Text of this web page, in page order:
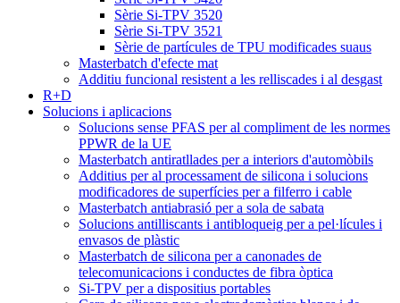
Sèrie Si-TPV 3520
Sèrie Si-TPV 3521
Sèrie de partícules de TPU modificades suaus
Masterbatch d'efecte mat
Additiu funcional resistent a les relliscades i al desgast
R+D
Solucions i aplicacions
Solucions sense PFAS per al compliment de les normes
PPWR de la UE
Masterbatch antiratllades per a interiors d'automòbils
Additius per al processament de silicona i solucions
modificadores de superfícies per a filferro i cable
Masterbatch antiabrasió per a sola de sabata
Solucions antilliscants i antibloqueig per a pel·lícules i
envasos de plàstic
Masterbatch de silicona per a canonades de
telecomunicacions i conductes de fibra òptica
Si-TPV per a dispositius portables